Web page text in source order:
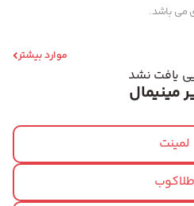
می باشد.
موارد بیشتر
یافت نشد
مینیمال
لمینت
طلاکوب